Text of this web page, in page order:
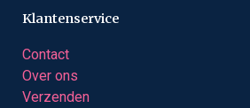
Klantenservice
Contact
Over ons
Verzenden